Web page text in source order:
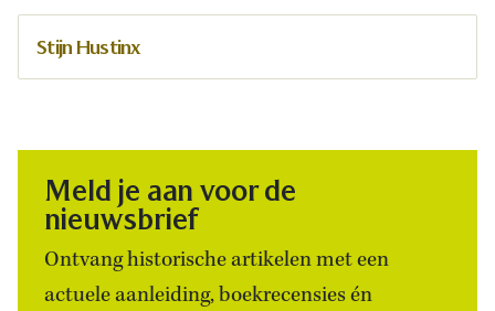
Stijn Hustinx
Meld je aan voor de
nieuwsbrief
Ontvang historische artikelen met een
actuele aanleiding, boekrecensies én